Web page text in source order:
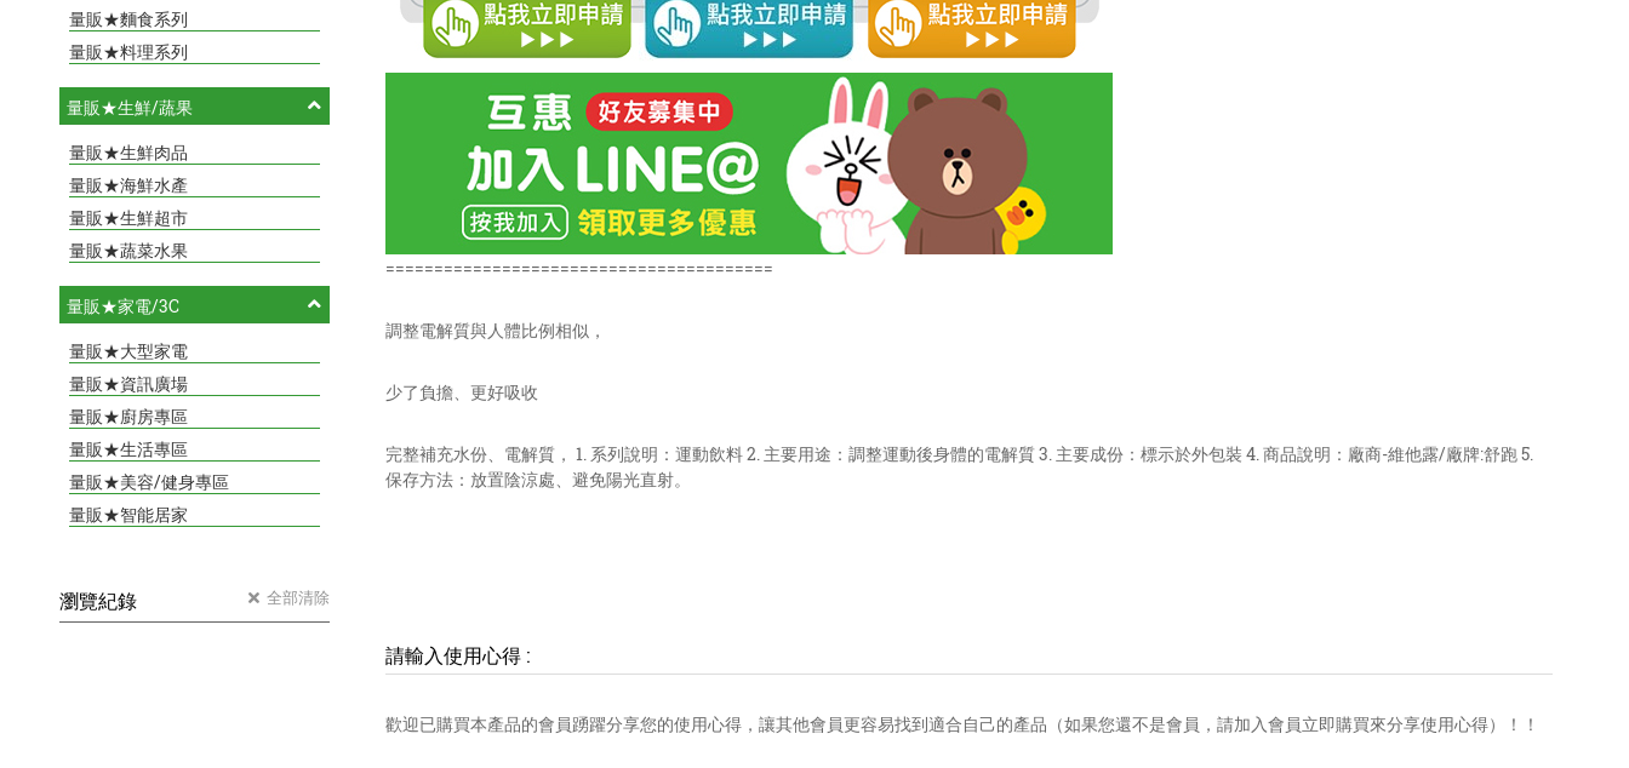
========================================
調整電解質與人體比例相似，
少了負擔、更好吸收
完整補充水份、電解質， 1. 系列說明：運動飲料 2. 主要用途：調整運動後身體的電解質 3. 主要成份：標示於外包裝 4. 商品說明：廠商-維他露/廠牌:舒跑 5.
保存方法：放置陰涼處、避免陽光直射。
請輸入使用心得 :
歡迎已購買本產品的會員踴躍分享您的使用心得，讓其他會員更容易找到適合自己的產品（如果您還不是會員，請加入會員立即購買來分享使用心得）！！
量販★麵食系列
量販★料理系列
量販★生鮮/蔬果
量販★生鮮肉品
量販★海鮮水產
量販★生鮮超市
量販★蔬菜水果
量販★家電/3C
量販★大型家電
量販★資訊廣場
量販★廚房專區
量販★生活專區
量販★美容/健身專區
量販★智能居家
瀏覽紀錄 全部清除